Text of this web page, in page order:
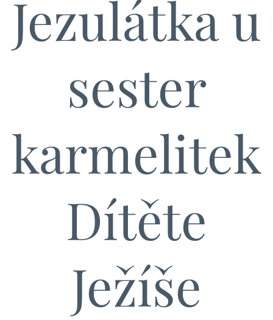
Jezulátka u
sester
karmelitek
Dítěte
Ježíše